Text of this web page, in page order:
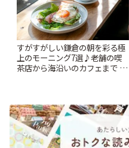
すがすがしい鎌倉の朝を彩る極
上のモーニング7選♪老舗の喫
茶店から海沿いのカフェまで |